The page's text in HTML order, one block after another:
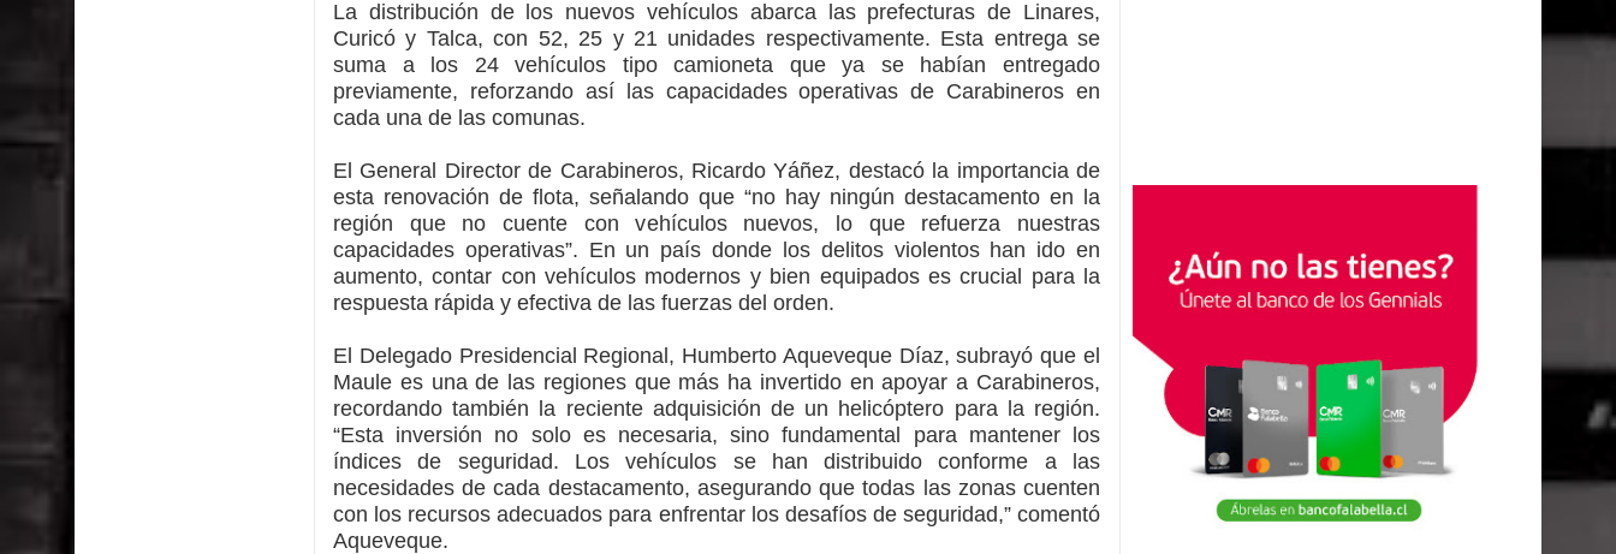
La distribución de los nuevos vehículos abarca las prefecturas de Linares,
Curicó y Talca, con 52, 25 y 21 unidades respectivamente. Esta entrega se
suma a los 24 vehículos tipo camioneta que ya se habían entregado
previamente, reforzando así las capacidades operativas de Carabineros en
cada una de las comunas.
El General Director de Carabineros, Ricardo Yáñez, destacó la importancia de
esta renovación de flota, señalando que “no hay ningún destacamento en la
región que no cuente con vehículos nuevos, lo que refuerza nuestras
capacidades operativas”. En un país donde los delitos violentos han ido en
aumento, contar con vehículos modernos y bien equipados es crucial para la
respuesta rápida y efectiva de las fuerzas del orden.
El Delegado Presidencial Regional, Humberto Aqueveque Díaz, subrayó que el
Maule es una de las regiones que más ha invertido en apoyar a Carabineros,
recordando también la reciente adquisición de un helicóptero para la región.
“Esta inversión no solo es necesaria, sino fundamental para mantener los
índices de seguridad. Los vehículos se han distribuido conforme a las
necesidades de cada destacamento, asegurando que todas las zonas cuenten
con los recursos adecuados para enfrentar los desafíos de seguridad,” comentó
Aqueveque.